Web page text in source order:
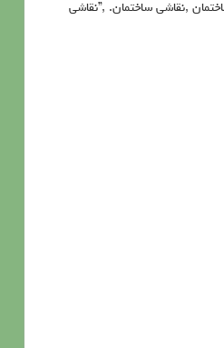
,نقاشی ساختمان. ,”نقاشی